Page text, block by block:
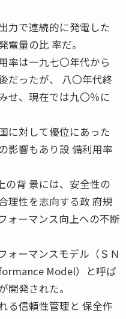
力で連続的に発電した
量の比 率だ。
率は一九七〇年代から
だったが、 八〇年代終
せ、現在では九〇％に
に対して優位にあった
影響もあり設 備利用率
背 景には、安全性の
理性を志向する政 府規
ォーマンス向上への不断
ォーマンスモデル（ＳＮ
Model）と呼ば
開発された。
る信頼性管理と 保全作